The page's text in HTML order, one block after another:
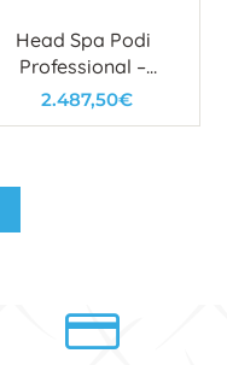
Head Spa Podi
Professional –
višenamjenski spa
2.487,50€